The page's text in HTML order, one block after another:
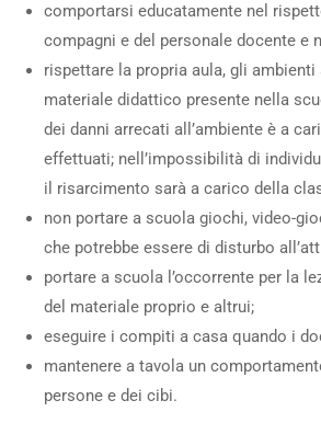
comportarsi educatamente nel
compagni e del personale docente e
rispettare la propria aula, gli ambienti
materiale didattico presente nella
dei danni arrecati all’ambiente è a
effettuati; nell’impossibilità di
il risarcimento sarà a carico della
non portare a scuola giochi, video-
che potrebbe essere di disturbo
portare a scuola l’occorrente per la
del materiale proprio e altrui;
eseguire i compiti a casa quando i
mantenere a tavola un
persone e dei cibi.